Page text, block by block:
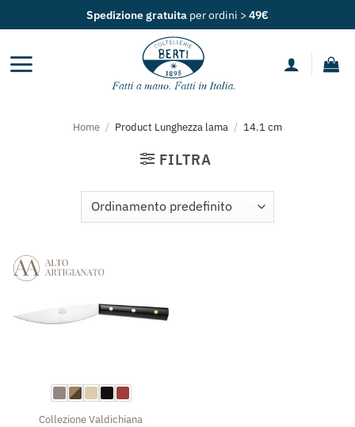
ai
contenuti
Spedizione gratuita per ordini > 49€
Home / Product Lunghezza lama / 14.1 cm
FILTRA
CollezioneValdichiana